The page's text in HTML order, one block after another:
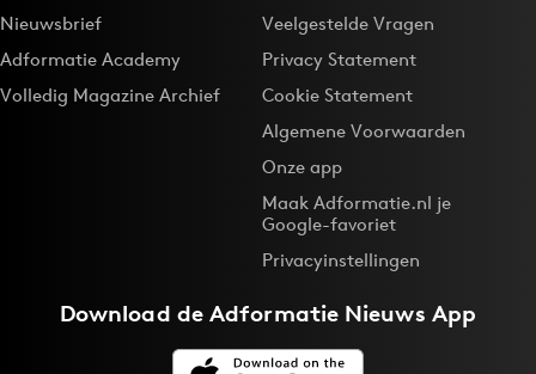
Nieuwsbrief
Adformatie Academy
Volledig Magazine Archief
Veelgestelde Vragen
Privacy Statement
Cookie Statement
Algemene Voorwaarden
Onze app
Maak Adformatie.nl je
Google-favoriet
Privacyinstellingen
Download deAdformatie Nieuws App